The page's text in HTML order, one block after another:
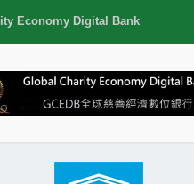
Economy Digital Bank